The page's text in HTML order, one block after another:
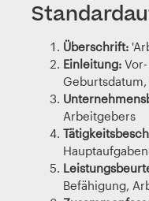
Überschrift:
Einleitung:
Arbeitgebers
Hauptaufgaben
Befähigung,